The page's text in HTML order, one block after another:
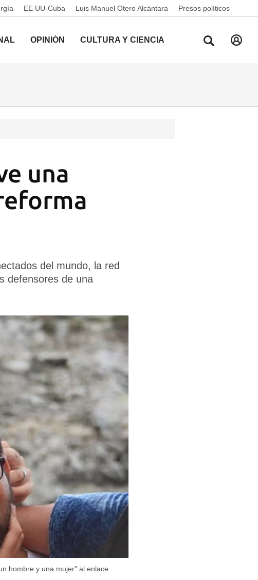
EE UU-Cuba Luis Manuel Otero Alcántara Presos políticos
OPINIÓN CULTURA Y CIENCIA
una
del mundo, la red
defensores de una
hombre y una mujer" al enlace